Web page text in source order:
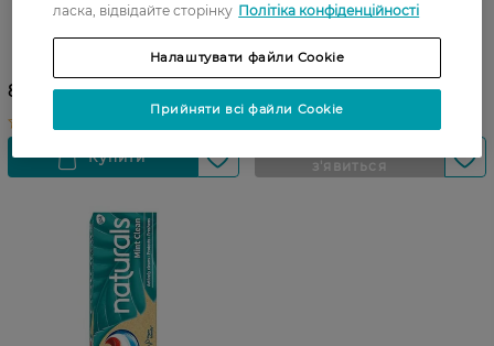
Зубна щітка дитяча
Aquafresh Advance 9-12
89,99 ГРН
Зубна щітка Aquafresh
Intense Clean Medium 1 шт
64,99 ГРН
ласка, відвідайте сторінку Політіка конфіденційності
Налаштувати файли Cookie
Прийняти всі файли Cookie